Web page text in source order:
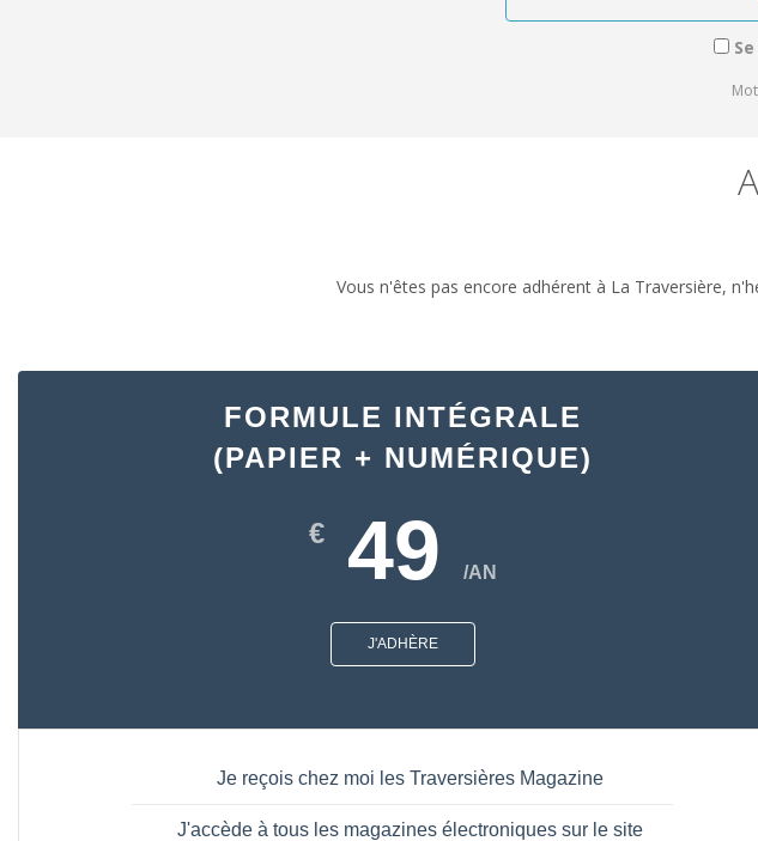
Se
Vous n'êtes pas encore adhérent à La Traversière,
FORMULE INTÉGRALE
(PAPIER + NUMÉRIQUE)
€49 /AN
J'ADHÈRE
Je reçois chez moi les Traversières Magazine
J'accède à tous les magazines électroniques sur le site